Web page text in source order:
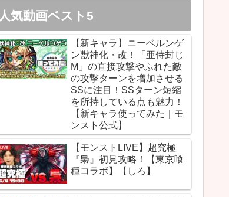
人気動画ベスト5
【新キャラ】ニーベルンゲ
ン獣神化・改！「亜侍封じ
M」の直接攻撃やふれた敵
の攻撃ターンを増加させる
SSに注目！SSターン短縮
を所持している点も魅力！
【新キャラ使ってみた｜モ
ンスト公式】
【モンストLIVE】超究極
『梟』初見攻略！【東京喰
種コラボ】【しろ】